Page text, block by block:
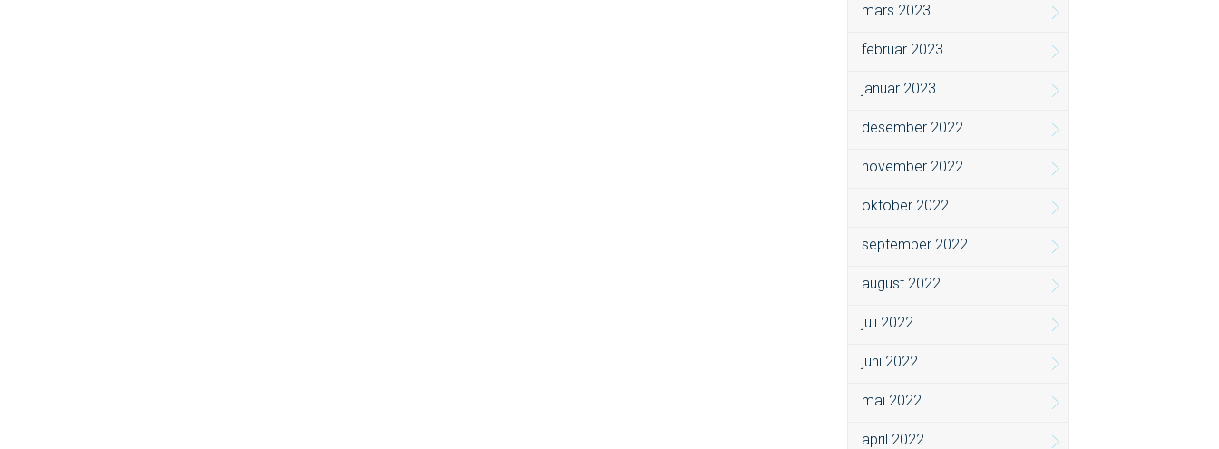
mars 2023
februar 2023
januar 2023
desember 2022
november 2022
oktober 2022
september 2022
august 2022
juli 2022
juni 2022
mai 2022
april 2022